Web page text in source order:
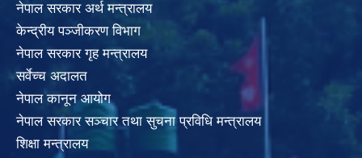
नेपाल सरकार अर्थ मन्त्रालय
केन्द्रीय पञ्जीकरण विभाग
नेपाल सरकार गृह मन्त्रालय
सर्वेच्च अदालत
नेपाल कानून आयोग
नेपाल सरकार सञ्चार तथा सुचना प्रविधि मन्त्रालय
शिक्षा मन्त्रालय